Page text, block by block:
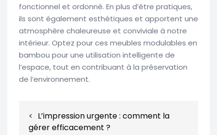
fonctionnel et ordonné. En plus d’être pratiques,
ils sont également esthétiques et apportent une
atmosphère chaleureuse et conviviale à notre
intérieur. Optez pour ces meubles modulables en
bambou pour une utilisation intelligente de
l’espace, tout en contribuant à la préservation
de l’environnement.
l’article
L’impression urgente : comment la
gérer efficacement ?